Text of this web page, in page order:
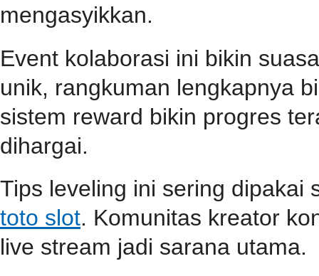
mengasyikkan.
Event kolaborasi ini bikin
unik, rangkuman lengkapnya
sistem reward bikin progres
dihargai.
Tips leveling ini sering dipakai
toto slot. Komunitas kreator
live stream jadi sarana utama.